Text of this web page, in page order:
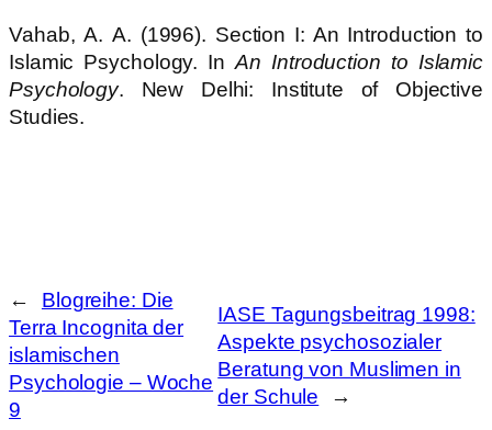
Vahab, A. A. (1996). Section I: An Introduction to
Islamic Psychology. InAn Introduction to Islamic
Psychology. New Delhi: Institute of Objective
Studies.
←
Blogreihe: Die
Terra Incognita der
islamischen
Psychologie – Woche
9
IASE Tagungsbeitrag 1998:
Aspekte psychosozialer
Beratung von Muslimen in
der Schule
→